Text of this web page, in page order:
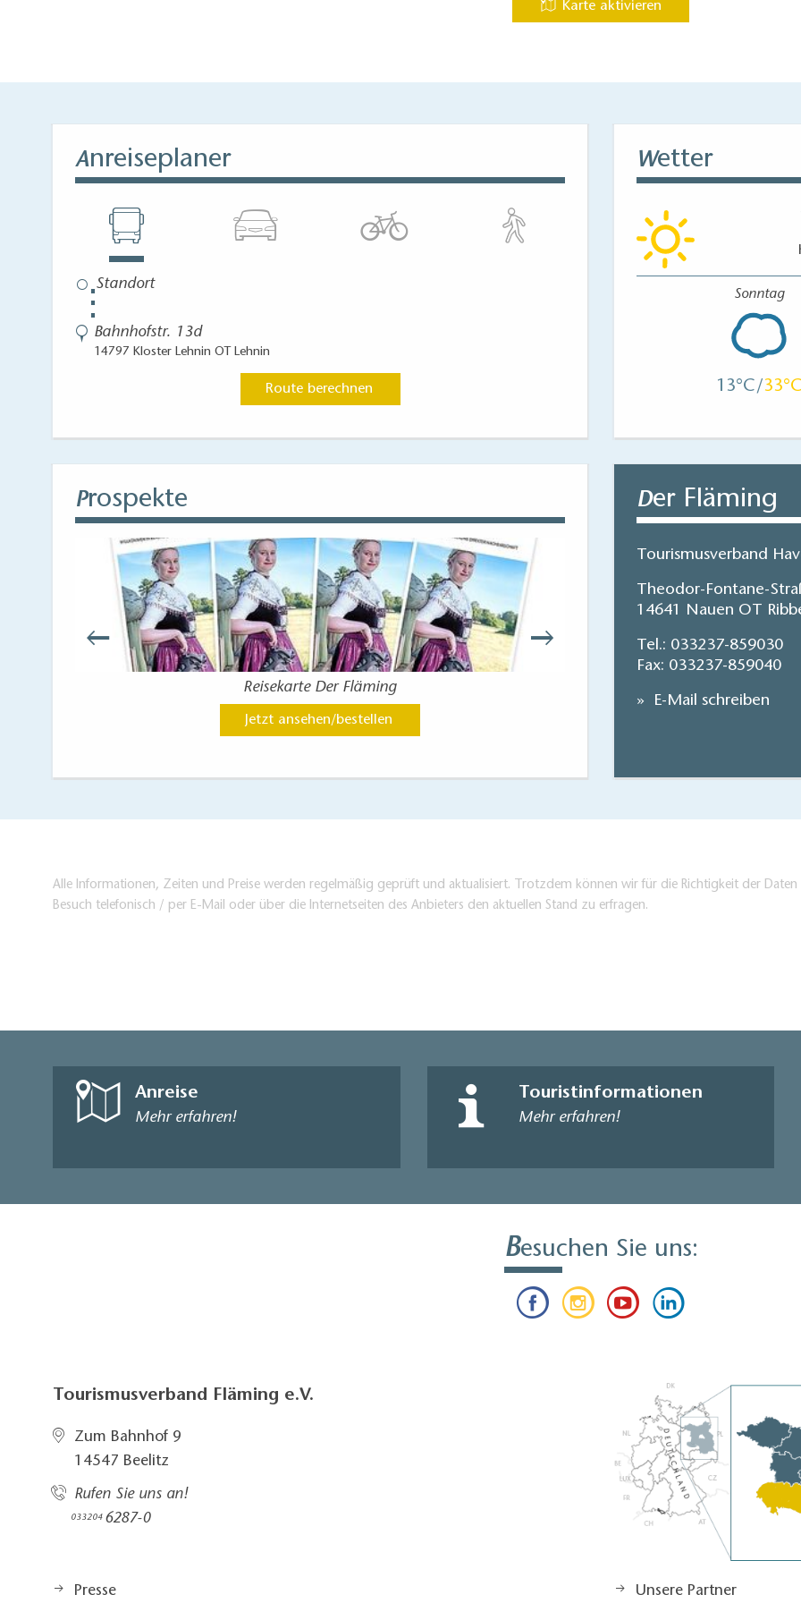
weitläufigen Obstplantagen der Umgebung.Karte aktivieren
Anreiseplaner
⋮
Bahnhofstr. 13d
14797 Kloster Lehnin OT Lehnin
Route berechnen
Wetter
Sonntag
13 33
Prospekte
Reisekarte Der Fläming
Jetzt ansehen/bestellen
Der Fläming
Tourismusverband
Theodor-Fontane-
14641 Nauen OT
Tel.: 033237-859030
Fax: 033237-859040
E-Mail schreiben
Alle Informationen, Zeiten und Preise werden regelmäßig geprüft und aktualisiert. Trotzdem können wir für die Richtigkeit der
Besuch telefonisch / per E-Mail oder über die Internetseiten des Anbieters den aktuellen Stand zu erfragen.
Anreise
Mehr erfahren!
Touristinformationen
Mehr erfahren!
Besuchen Sie uns:
Tourismusverband Fläming e.V.
Zum Bahnhof 9
14547 Beelitz
Rufen Sie uns an!
033204 6287-0
Presse Unsere Partner